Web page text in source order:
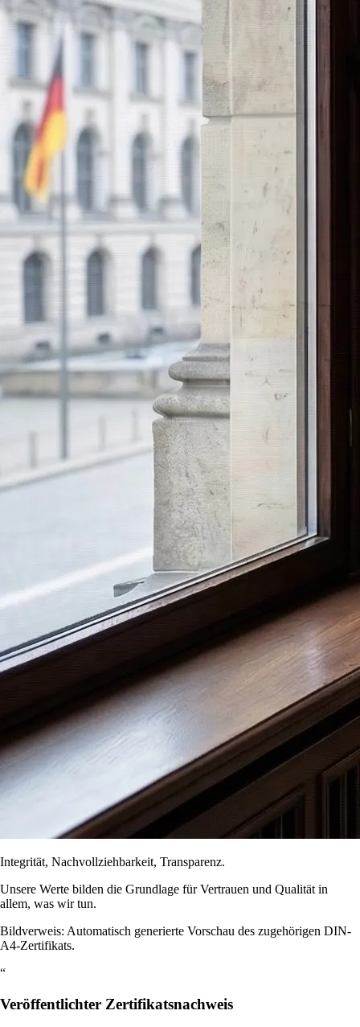
Integrität, Nachvollziehbarkeit, Transparenz.
Unsere Werte bilden die Grundlage für Vertrauen und Qualität in
allem, was wir tun.
Bildverweis: Automatisch generierte Vorschau des zugehörigen DIN-
A4-Zertifikats.
“
Veröffentlichter Zertifikatsnachweis